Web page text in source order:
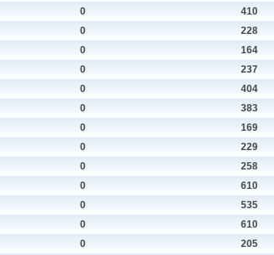
0
410
0
228
0
164
0
237
0
404
0
383
0
169
0
229
0
258
0
610
0
535
0
610
0 205